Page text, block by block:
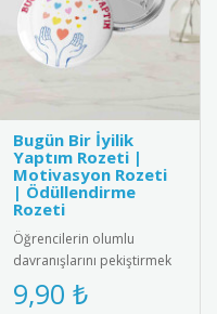
Bugün Bir İyilik
Yaptım Rozeti |
Motivasyon Rozeti
| Ödüllendirme
Rozeti
Öğrencilerin olumlu
davranışlarını pekiştirmek
için tasarlanmış "Bugün Bir
İyilik Yaptım" yazılı öze..
9,90 ₺